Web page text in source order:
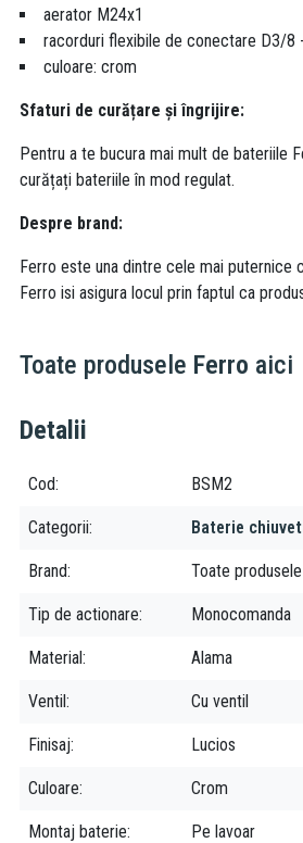
aerator M24x1
racorduri flexibile de conectare D3/8
culoare: crom
Sfaturi de curățare și îngrijire:
Pentru a te bucura mai mult de bateriile
curățați bateriile în mod regulat.
Despre brand:
Ferro este una dintre cele mai puternice
Ferro isi asigura locul prin faptul ca
Toate produsele Ferro aici
Detalii
Cod BSM2
Categorii Baterie
Brand Toate produsele
Tip de actionare Monocomanda
Material Alama
Ventil Cu ventil
Finisaj Lucios
Culoare Crom
Montaj baterie Pe lavoar